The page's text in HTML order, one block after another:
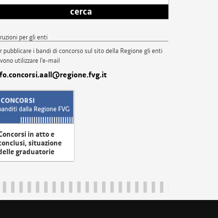
cerca
per gli enti
pubblicare i bandi di concorso sul sito della Regione gli enti
utilizzare l'e-mail
in atto e
situazione
graduatorie